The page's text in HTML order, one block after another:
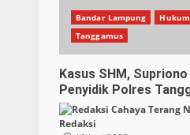
Bandar Lampung
Hukum
Tanggamus
Kasus SHM,
Penyidik Polres
Redaksi